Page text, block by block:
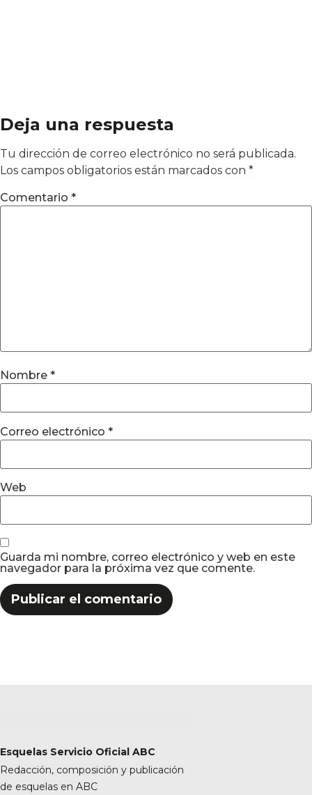
Deja una respuesta
Tu dirección de correo electrónico no será publicada.
Los campos obligatorios están marcados con *
Comentario *
Nombre *
Correo electrónico *
Web
Guarda mi nombre, correo electrónico y web en este
navegador para la próxima vez que comente.
Esquelas Servicio Oficial ABC
Redacción, composición y publicación
de esquelas en ABC